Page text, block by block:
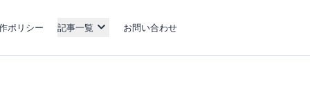
ポリシー 記事一覧 お問い合わせ